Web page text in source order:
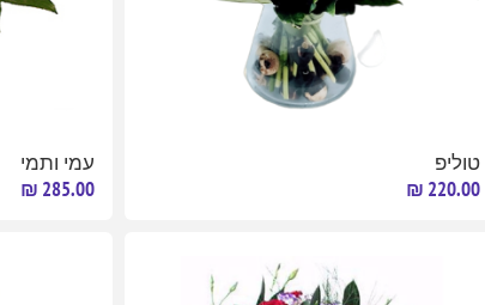
טוליפ
220.00 ₪
עמי ותמי
285.00 ₪